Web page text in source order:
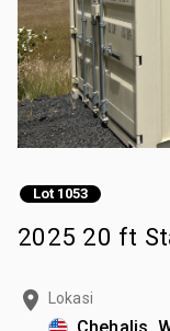
Lot 1053
2025 20 ft
Lokasi